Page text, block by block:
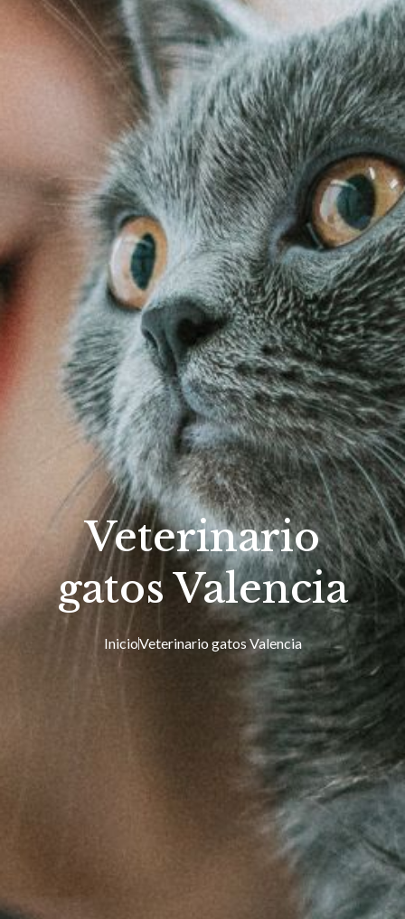
Veterinario
gatos Valencia
InicioVeterinario gatos Valencia